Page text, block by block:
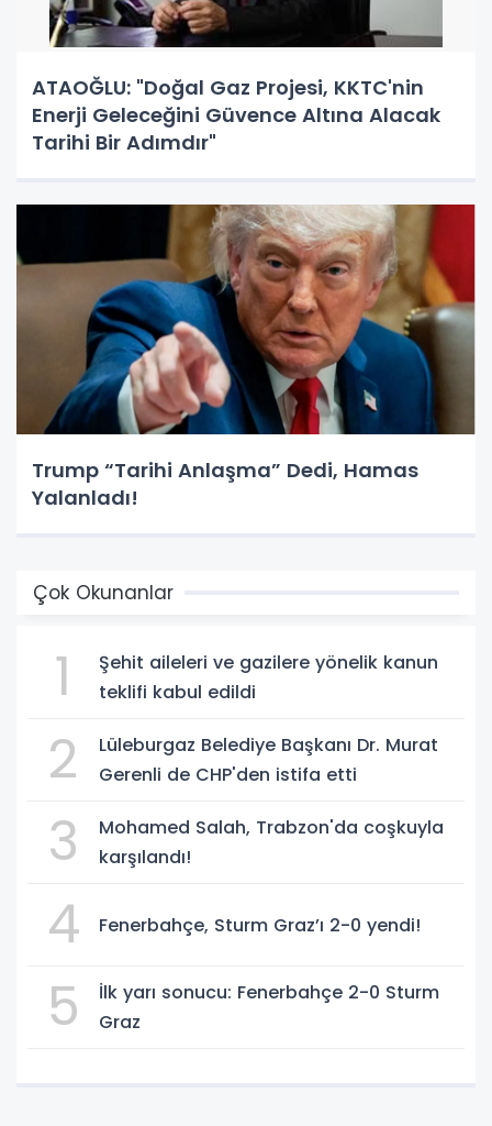
ATAOĞLU: "Doğal Gaz Projesi, KKTC'nin
Enerji Geleceğini Güvence Altına Alacak
Tarihi Bir Adımdır"
Trump “Tarihi Anlaşma” Dedi, Hamas
Yalanladı!
Çok Okunanlar
1
Şehit aileleri ve gazilere yönelik kanun
teklifi kabul edildi
2
Lüleburgaz Belediye Başkanı Dr. Murat
Gerenli de CHP'den istifa etti
3
Mohamed Salah, Trabzon'da coşkuyla
karşılandı!
4 Fenerbahçe, Sturm Graz’ı 2-0 yendi!
5
İlk yarı sonucu: Fenerbahçe 2-0 Sturm
Graz